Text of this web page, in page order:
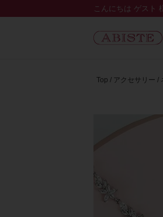
こんにちは ゲスト
Top アクセサリー